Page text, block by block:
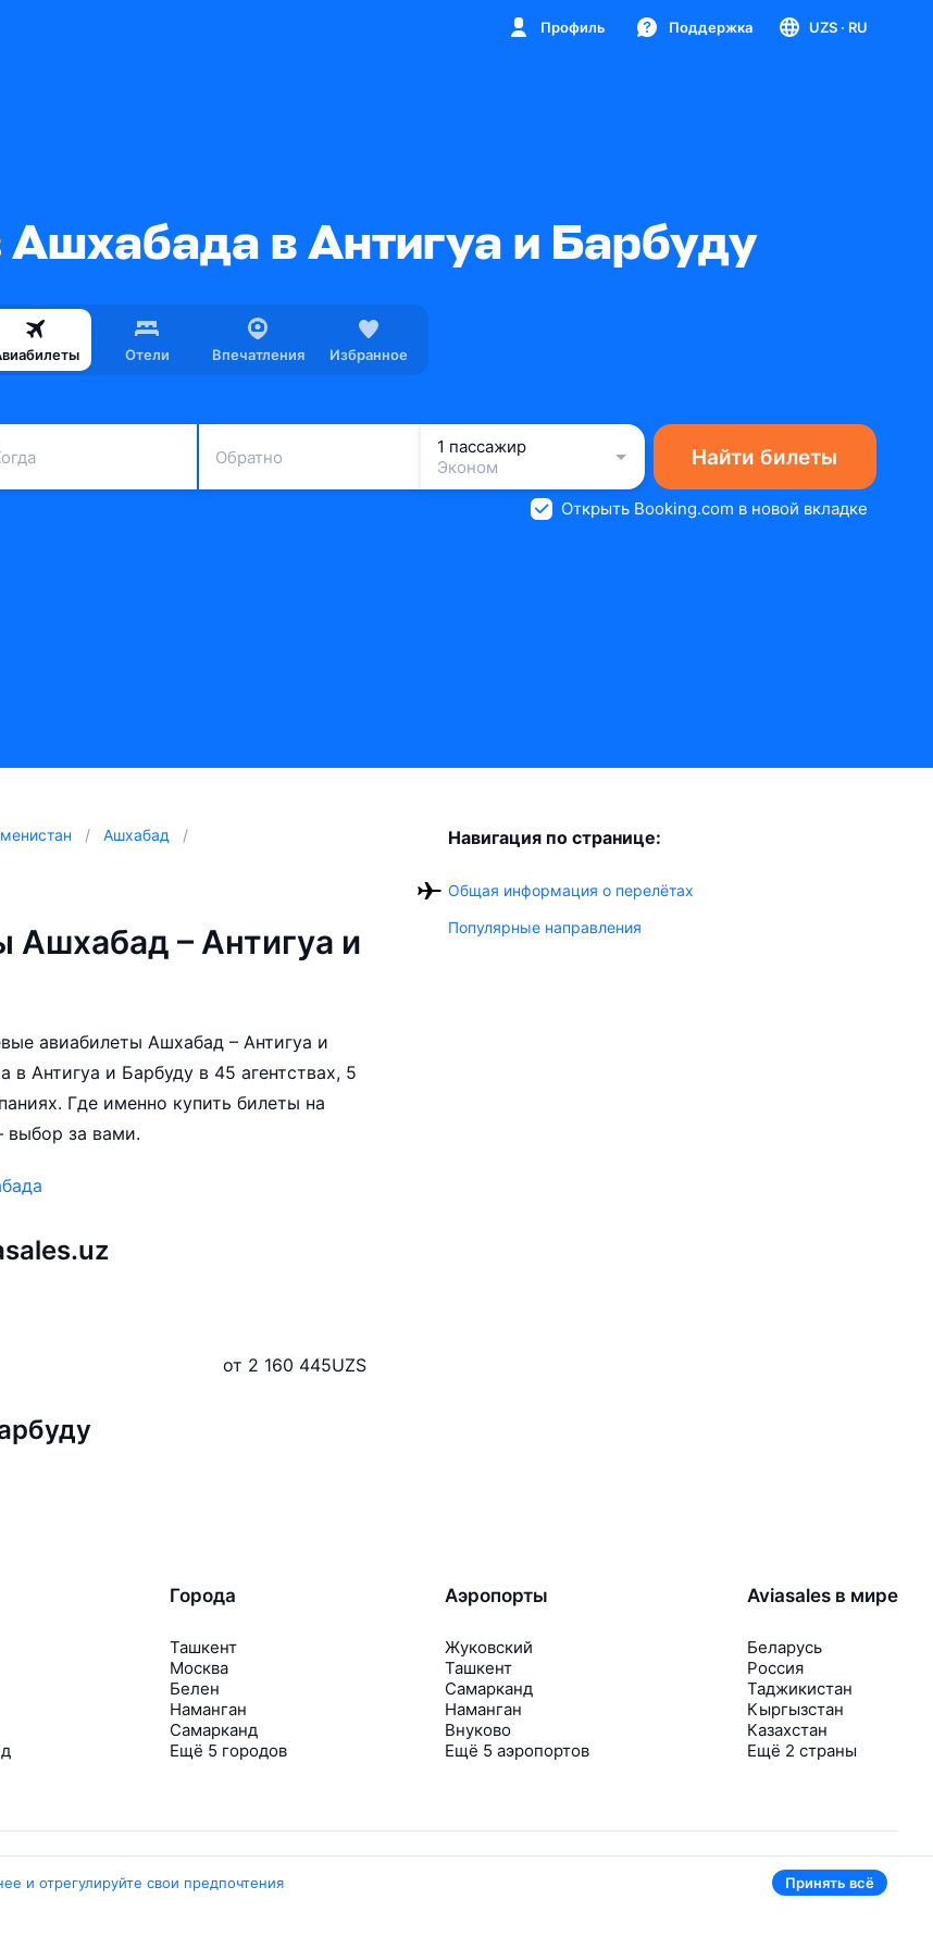
Профиль Поддержка UZS · RU
в Антигуа и Барбуду
Отели Впечатления Избранное
Обратно
1 пассажир
Эконом
Найти билеты
Открыть Booking.com в новой вкладке
Ашхабад
– Антигуа и
авиабилеты Ашхабад – Антигуа и
в Антигуа и Барбуду в 45 агентствах, 5
Где именно купить билеты на
выбор за вами.
от 2 160 445UZS
Навигация по странице:
Общая информация о перелётах
Популярные направления
Города
Ташкент
Москва
Белен
Наманган
Самарканд
Ещё 5 городов
Аэропорты
Жуковский
Ташкент
Самарканд
Наманган
Внуково
Ещё 5 аэропортов
Aviasales в мире
Беларусь
Россия
Таджикистан
Кыргызстан
Казахстан
Ещё 2 страны
и отрегулируйте свои предпочтения Принять всё